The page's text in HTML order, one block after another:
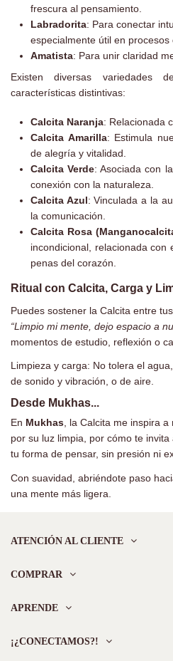
frescura al pensamiento.
Labradorita: Para conectar
especialmente útil en procesos
Amatista: Para unir claridad
Existen diversas variedades
características distintivas:​
Calcita Naranja: Relacionada
Calcita Amarilla: Estimula
de alegría y vitalidad.
Calcita Verde: Asociada con
conexión con la naturaleza.
Calcita Azul: Vinculada a la
la comunicación.
Calcita Rosa
incondicional, relacionada con
penas del corazón.
Ritual con Calcita, Carga y
Puedes sostener la Calcita entre
“Limpio mi mente, dejo espacio a
momentos de estudio, reflexión o
Limpieza y carga: No tolera el
de sonido y vibración, o de aire.
Desde Mukhas...
En Mukhas, la Calcita me inspira
por su luz limpia, por cómo te
tu forma de pensar, sin presión ni
Con suavidad, abriéndote paso
una mente más ligera.
ATENCIÓN AL CLIENTE
COMPRAR
APRENDE
¡¿CONECTAMOS?!